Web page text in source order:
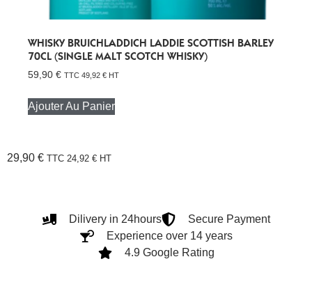
WHISKY BRUICHLADDICH LADDIE SCOTTISH BARLEY
70CL (SINGLE MALT SCOTCH WHISKY)
59,90 € TTC 49,92 € HT
Ajouter Au Panier
29,90 € TTC 24,92 € HT
Dilivery in 24hours
Secure Payment
Experience over 14 years
4.9 Google Rating